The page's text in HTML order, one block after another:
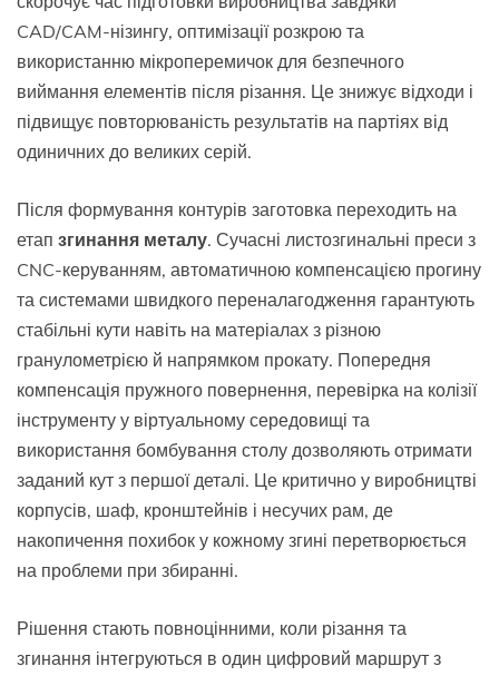
CAD/CAM-нізингу, оптимізації розкрою та
використанню мікроперемичок для безпечного
виймання елементів після різання. Це знижує відходи і
підвищує повторюваність результатів на партіях від
одиничних до великих серій.
Після формування контурів заготовка переходить на
етап згинання металу. Сучасні листозгинальні преси з
CNC-керуванням, автоматичною компенсацією прогину
та системами швидкого переналагодження гарантують
стабільні кути навіть на матеріалах з різною
гранулометрією й напрямком прокату. Попередня
компенсація пружного повернення, перевірка на колізії
інструменту у віртуальному середовищі та
використання бомбування столу дозволяють отримати
заданий кут з першої деталі. Це критично у виробництві
корпусів, шаф, кронштейнів і несучих рам, де
накопичення похибок у кожному згині перетворюється
на проблеми при збиранні.
Рішення стають повноцінними, коли різання та
згинання інтегруються в один цифровий маршрут з